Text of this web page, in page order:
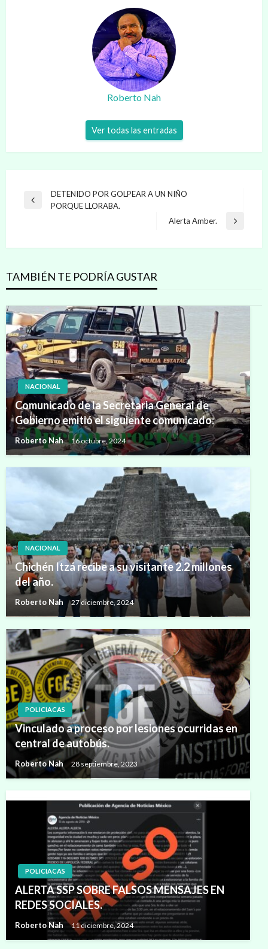
Roberto Nah
Ver todas las entradas
Navegación
Entrada
DETENIDO POR GOLPEAR A UN NIÑO
PORQUE LLORABA.
Entrada
Alerta Amber.
TAMBIÉN TE PODRÍA GUSTAR
NACIONAL
Comunicado de la Secretaria General de
Gobierno emitió el siguiente comunicado:
Roberto Nah 16 octubre, 2024
NACIONAL
Chichén Itzá recibe a su visitante 2.2 millones
del año.
Roberto Nah 27 diciembre, 2024
POLICIACAS
Vinculado a proceso por lesiones ocurridas en
central de autobús.
Roberto Nah 28 septiembre, 2023
POLICIACAS
ALERTA SSP SOBRE FALSOS MENSAJES EN
REDES SOCIALES.
Roberto Nah 11 diciembre, 2024